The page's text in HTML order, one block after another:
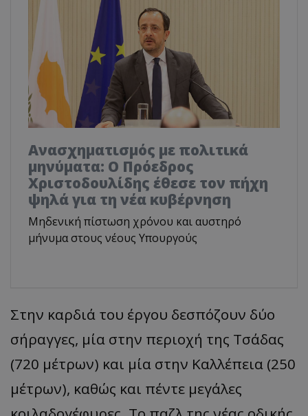
Ανασχηματισμός με πολιτικά
μηνύματα: Ο Πρόεδρος
Χριστοδουλίδης έθεσε τον πήχη
ψηλά για τη νέα κυβέρνηση
Μηδενική πίστωση χρόνου και αυστηρό
μήνυμα στους νέους Υπουργούς
Στην καρδιά του έργου δεσπόζουν δύο
σήραγγες, μία στην περιοχή της Τσάδας
(720 μέτρων) και μία στην Καλλέπεια (250
μέτρων), καθώς και πέντε μεγάλες